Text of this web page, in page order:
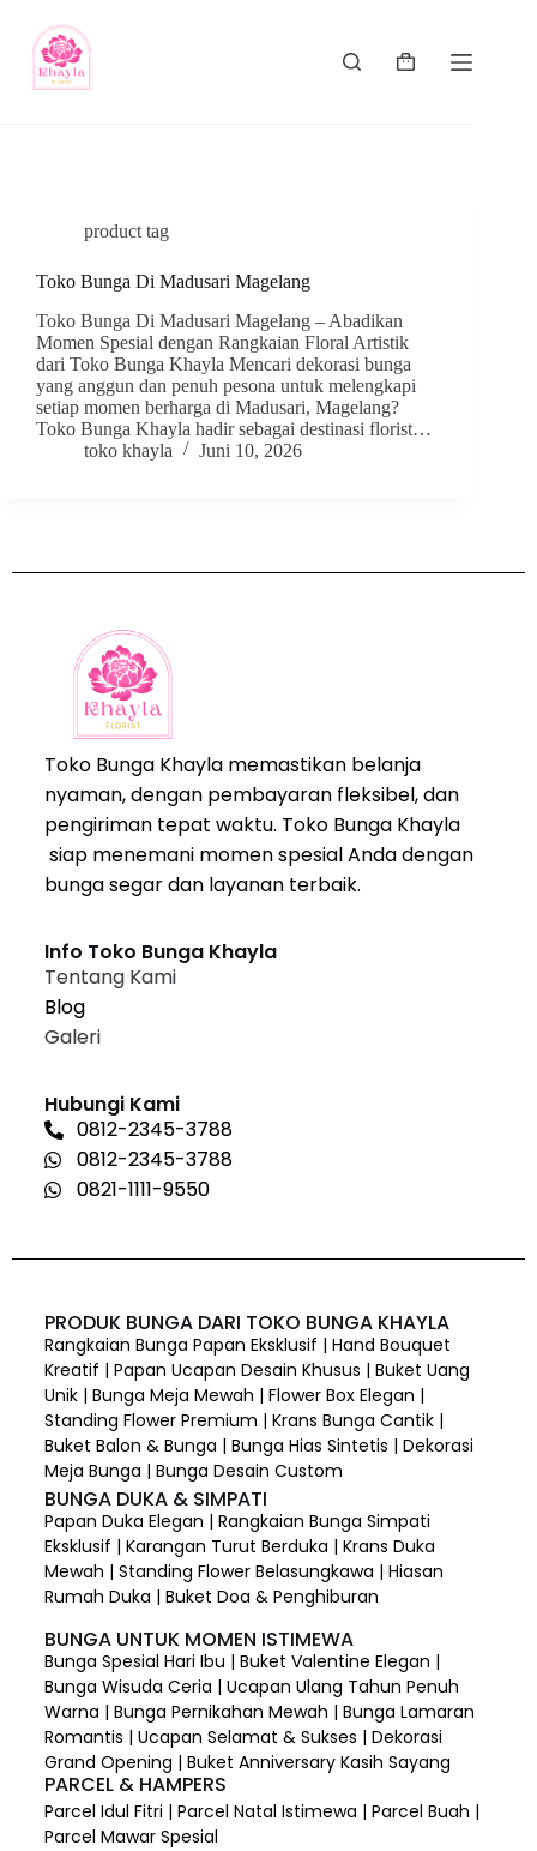
product tag
Toko Bunga Di Madusari Magelang
Toko Bunga Di Madusari Magelang – Abadikan
Momen Spesial dengan Rangkaian Floral Artistik
dari Toko Bunga Khayla Mencari dekorasi bunga
yang anggun dan penuh pesona untuk melengkapi
setiap momen berharga di Madusari, Magelang?
Toko Bunga Khayla hadir sebagai destinasi florist…
toko khayla
Juni 10, 2026
Toko Bunga Khayla memastikan belanja
nyaman, dengan pembayaran fleksibel, dan
pengiriman tepat waktu. Toko Bunga Khayla
siap menemani momen spesial Anda dengan
bunga segar dan layanan terbaik.
Info Toko Bunga Khayla
Tentang Kami
Blog
Galeri
Hubungi Kami
0812-2345-3788
0812-2345-3788
0821-1111-9550
PRODUK BUNGA DARI TOKO BUNGA KHAYLA
Rangkaian Bunga Papan Eksklusif | Hand Bouquet
Kreatif | Papan Ucapan Desain Khusus | Buket Uang
Unik | Bunga Meja Mewah | Flower Box Elegan |
Standing Flower Premium | Krans Bunga Cantik |
Buket Balon & Bunga | Bunga Hias Sintetis | Dekorasi
Meja Bunga | Bunga Desain Custom
BUNGA DUKA & SIMPATI
Papan Duka Elegan | Rangkaian Bunga Simpati
Eksklusif | Karangan Turut Berduka | Krans Duka
Mewah | Standing Flower Belasungkawa | Hiasan
Rumah Duka | Buket Doa & Penghiburan
BUNGA UNTUK MOMEN ISTIMEWA
Bunga Spesial Hari Ibu | Buket Valentine Elegan |
Bunga Wisuda Ceria | Ucapan Ulang Tahun Penuh
Warna | Bunga Pernikahan Mewah | Bunga Lamaran
Romantis | Ucapan Selamat & Sukses | Dekorasi
Grand Opening | Buket Anniversary Kasih Sayang
PARCEL & HAMPERS
Parcel Idul Fitri | Parcel Natal Istimewa | Parcel Buah |
Parcel Mawar Spesial